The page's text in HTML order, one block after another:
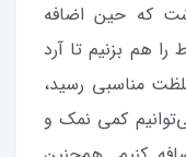
که حین اضافه
هم بزنیم تا آرد
مناسبی رسید،
کمی نمک و